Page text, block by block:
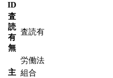
ID
査
読
有
無
査読有
主
労働法
組合